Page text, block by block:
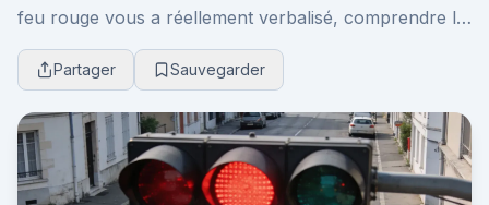
feu rouge vous a réellement verbalisé, comprendre la
photo radar et éviter les erreurs avant de payer ou ...
Partager Sauvegarder